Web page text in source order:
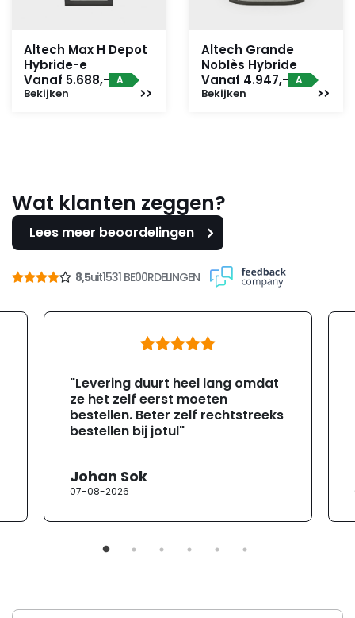
Altech Max H Depot
Hybride-e
Vanaf 5.688,- A
Bekijken
Altech Grande
Noblès Hybride
Vanaf 4.947,- A
Bekijken
Wat klanten zeggen?
Lees meer beoordelingen
8,5uit1531 BE00RDELINGEN
"Levering duurt heel lang omdat
ze het zelf eerst moeten
bestellen. Beter zelf rechtstreeks
bestellen bij jotul"
Johan Sok
07-08-2026